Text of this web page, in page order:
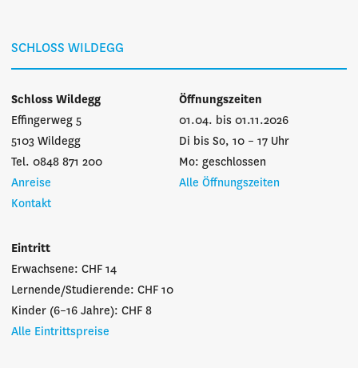
SCHLOSS WILDEGG
Schloss Wildegg
Effingerweg 5
5103 Wildegg
Tel. 0848 871 200
Anreise
Kontakt
Öffnungszeiten
01.04. bis 01.11.2026
Di bis So, 10 – 17 Uhr
Mo: geschlossen
Alle Öffnungszeiten
Eintritt
Erwachsene: CHF 14
Lernende/Studierende: CHF 10
Kinder (6–16 Jahre): CHF 8
Alle Eintrittspreise